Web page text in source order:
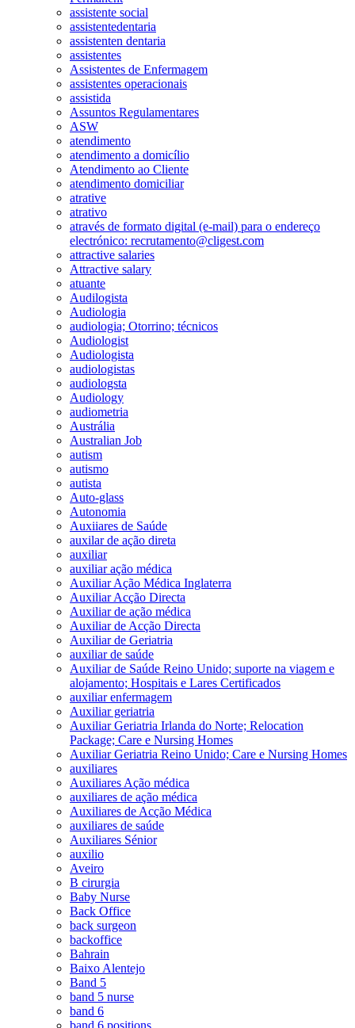
assistente social
assistentedentaria
assistenten dentaria
assistentes
Assistentes de Enfermagem
assistentes operacionais
assistida
Assuntos Regulamentares
ASW
atendimento
atendimento a domicílio
Atendimento ao Cliente
atendimento domiciliar
atrative
atrativo
através de formato digital (e-mail) para o endereço
electrónico: recrutamento@cligest.com
attractive salaries
Attractive salary
atuante
Audilogista
Audiologia
audiologia; Otorrino; técnicos
Audiologist
Audiologista
audiologistas
audiologsta
Audiology
audiometria
Austrália
Australian Job
autism
autismo
autista
Auto-glass
Autonomia
Auxiiares de Saúde
auxilar de ação direta
auxiliar
auxiliar ação médica
Auxiliar Ação Médica Inglaterra
Auxiliar Acção Directa
Auxiliar de ação médica
Auxiliar de Acção Directa
Auxiliar de Geriatria
auxiliar de saúde
Auxiliar de Saúde Reino Unido; suporte na viagem e
alojamento; Hospitais e Lares Certificados
auxiliar enfermagem
Auxiliar geriatria
Auxiliar Geriatria Irlanda do Norte; Relocation
Package; Care e Nursing Homes
Auxiliar Geriatria Reino Unido; Care e Nursing Homes
auxiliares
Auxiliares Ação médica
auxiliares de ação médica
Auxiliares de Acção Médica
auxiliares de saúde
Auxiliares Sénior
auxilio
Aveiro
B cirurgia
Baby Nurse
Back Office
back surgeon
backoffice
Bahrain
Baixo Alentejo
Band 5
band 5 nurse
band 6
band 6 positions